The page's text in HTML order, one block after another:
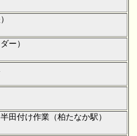
ー）
田付け作業（柏たなか駅）